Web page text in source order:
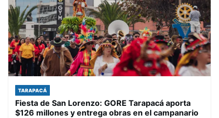
TARAPACÁ
Fiesta de San Lorenzo: GORE Tarapacá aporta
$126 millones y entrega obras en el campanario